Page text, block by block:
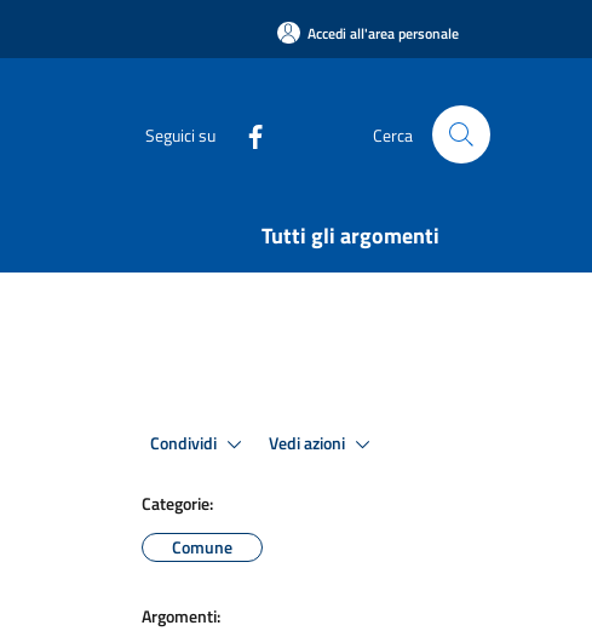
Accedi all'area personale
Seguici su Cerca
Tutti gli argomenti
Condividi Vedi azioni
Categorie:
Comune
Argomenti: